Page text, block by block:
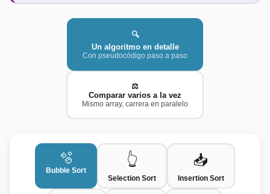
🔍
Un algoritmo en detalle
Con pseudocódigo paso a paso
⚖️
Comparar varios a la vez
Mismo array, carrera en paralelo
🫧
Bubble Sort
👆
Selection Sort
📥
Insertion Sort